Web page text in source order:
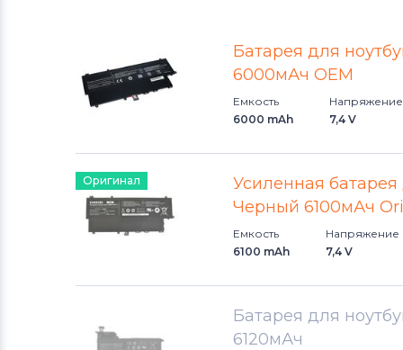
eMachines
Аккумуляторы для ноутбуков
Клавиатуры
Аккумуляторы для ноутбуков
Аккумуляторы для радиостанций
Батарея для
6000мАч OEM
Емкость
6000 mAh
Напряжение
7,4 V
Оригинал
Усиленная батарея
Черный 6100мАч
Емкость
6100 mAh
Напряжение
7,4 V
Батарея для
6120мАч